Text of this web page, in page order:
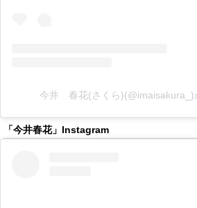
今井 春花(さくら)(@imaisakura_)
「今井春花」Instagram